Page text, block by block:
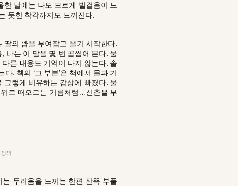
날에는 나도 모르게 발걸음이 느
듯한 착각까지도 느껴진다.
딸의 뺨을 부여잡고 울기 시작한다.
나는 이 말을 몇 번 곱씹어 본다. 물
른 내용도 기억이 나지 않는다. 솔
. 책의 ‘그 부분’은 책에서 물과 기
그렇게 비유하는 감상에 빠졌다. 물
로 떠오르는 기름처럼…신촌을 부
의
두려움을 느끼는 한편 잔뜩 부풀